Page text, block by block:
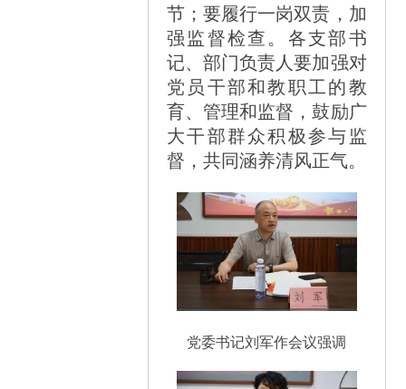
节；要履行一岗双责，加
强监督检查。各支部书
记、部门负责人要加强对
党员干部和教职工的教
育、管理和监督，鼓励广
大干部群众积极参与监
督，共同涵养清风正气。
党委书记刘军作会议强调